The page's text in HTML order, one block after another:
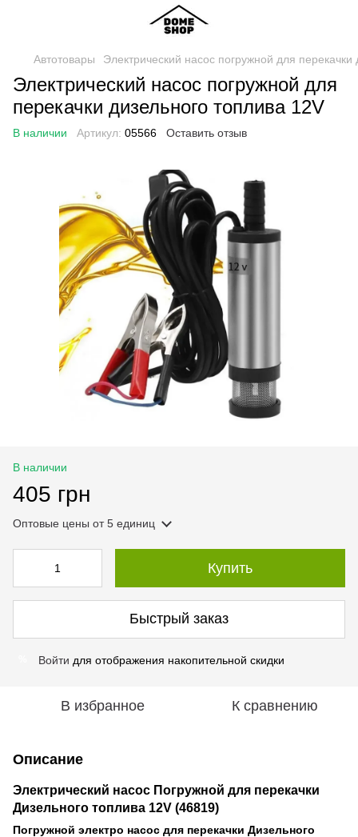
Автотовары Электрический насос погружной для перекачки
Электрический насос погружной для
перекачки дизельного топлива 12V
В наличии Артикул: 05566 Оставить отзыв
В наличии
405 грн
Оптовые цены от 5 единиц
Купить
Быстрый заказ
Войти для отображения накопительной скидки
В избранное К сравнению
Описание
Электрический насос Погружной для перекачки
Дизельного топлива 12V (46819)
Погружной электро насос для перекачки Дизельного